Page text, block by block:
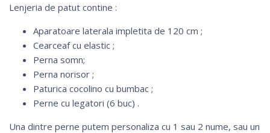
Lenjeria de patut contine :
Aparatoare laterala impletita de 120 cm ;
Cearceaf cu elastic ;
Perna somn;
Perna norisor ;
Paturica cocolino cu bumbac ;
Perne cu legatori (6 buc) .
Una dintre perne putem personaliza cu 1 sau 2 nume, sau un